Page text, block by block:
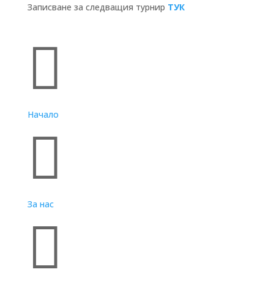
Записване за следващия турнир ТУК

Начало

За нас
